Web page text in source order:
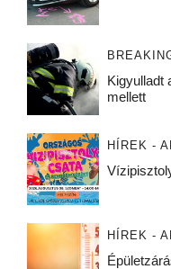
Kigyulladt
mellett
HÍREK -
HÍREK -